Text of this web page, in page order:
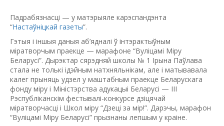
Падрабязнасці — у матэрыяле карэспандэнта
“Настаўніцкай газеты”.
Гэтыя і іншыя даныя аб’ядналі ў інтэр­актыўным
міратворчым праекце — марафоне “Вуліцамі Міру
Беларусі”. Дырэктар сярэдняй школы № 1 Ірына Паўлава
стала не толькі ідэйным натхняльнікам, але і матывавала
калег прыняць удзел у маштабным праекце Беларускага
фонду міру і Міністэрства адукацыі Беларусі — III
Рэспубліканскім фестывалі-конкурсе дзіцячай
міратворчасці і Школ міру “Дзеці за мір!”. Дарэчы, марафон
“Вуліцамі Міру Беларусі” прызнаны лепшым у краіне.